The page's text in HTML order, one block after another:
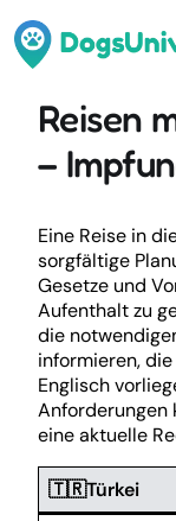
Reisen
–
Eine Reise in
sorgfältige
Gesetze und
Aufenthalt zu
die
informieren,
Englisch
Anforderungen
eine aktuelle
🇹🇷Türkei